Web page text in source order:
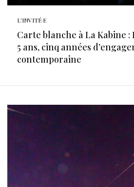
L'INVITÉ·E
Carte blanche à La Kabine :
5 ans, cinq années
contemporaine